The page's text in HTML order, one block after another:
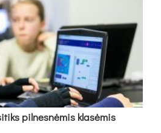
pil­nes­nė­mis kla­sė­mis